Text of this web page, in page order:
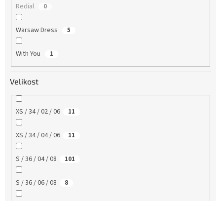
Redial 0
Warsaw Dress 5
With You 1
Velikost
XS / 34 / 02 / 06 11
XS / 34 / 04 / 06 11
S / 36 / 04 / 08 101
S / 36 / 06 / 08 8